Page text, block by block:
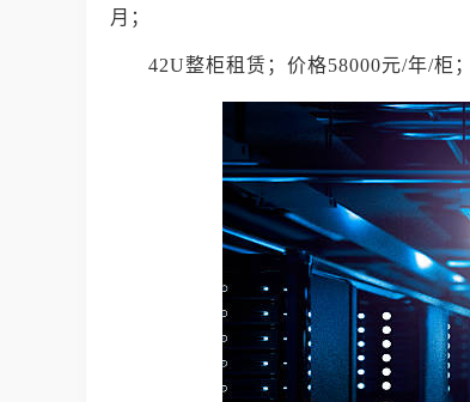
月；
42U整柜租赁；价格58000元/年/柜